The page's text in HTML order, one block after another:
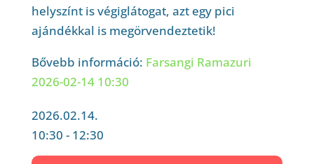
helyszínt is végiglátogat, azt egy pici
ajándékkal is megörvendeztetik!
Bővebb információ: Farsangi Ramazuri
2026-02-14 10:30
2026.02.14.
10:30 - 12:30